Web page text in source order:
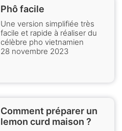
Phô facile
Une version simplifiée très
facile et rapide à réaliser du
célèbre pho vietnamien
28 novembre 2023
Comment préparer un
lemon curd maison ?